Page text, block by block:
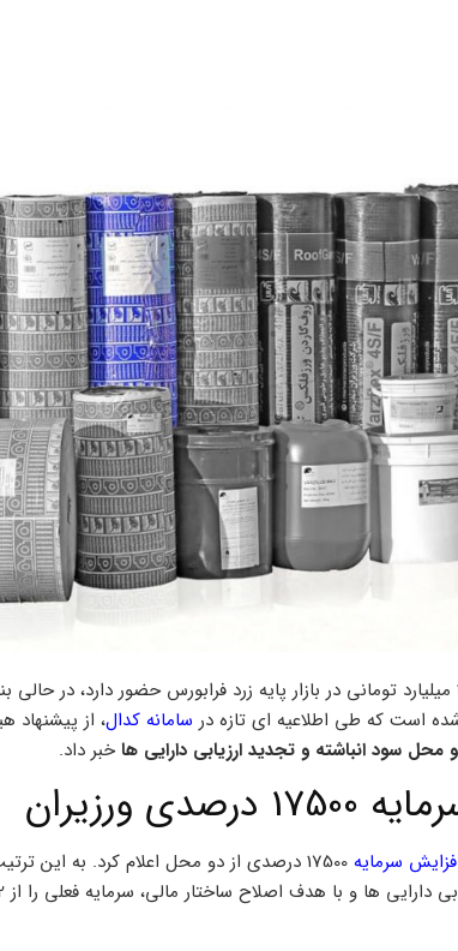
که با نماد “کورز” و سرمایه اسمی 2 میلیارد تومانی در بازار پایه زرد فرابورس حضور
سامانه کدال، از پیشنهاد
خبر داد.
ورزيران
سرمایه
17500 درصدی از دو محل اعلام کرد. به این